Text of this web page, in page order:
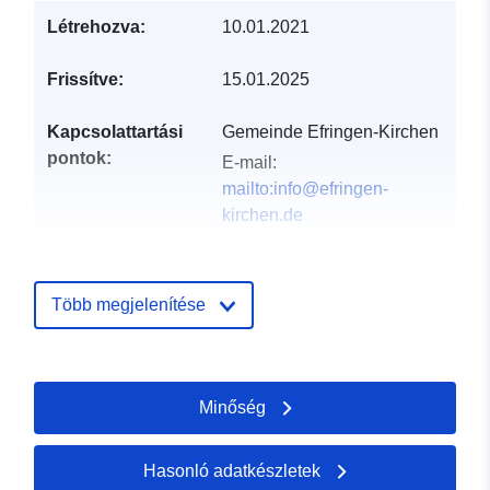
Létrehozva: 10.01.2021
Frissítve: 15.01.2025
Kapcsolattartási
pontok:
Gemeinde Efringen-Kirchen
E-mail:
mailto:info@efringen-
kirchen.de
Deutschland
URL:
nyilvántartás:
Hozzáadva a data.europa.eu-hoz:
21 February 2026
Frissítve: data.europa.eu:
Több megjelenítése
Minőség
Hasonló adatkészletek